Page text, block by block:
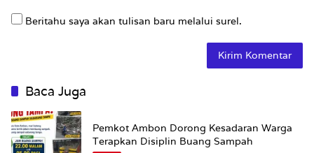
Beritahu saya akan tulisan baru melalui surel.
Baca Juga
Pemkot Ambon Dorong Kesadaran Warga
Terapkan Disiplin Buang Sampah